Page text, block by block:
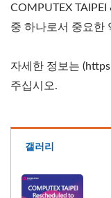
COMPUTEX
중 하나로서 중요한
자세한 정보는
주십시오.
갤러리